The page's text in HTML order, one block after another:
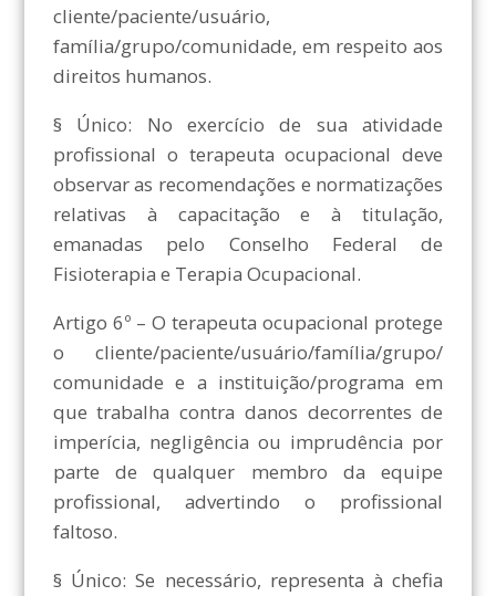
cliente/paciente/usuário,
família/grupo/comunidade, em respeito aos
direitos humanos.
§ Único: No exercício de sua atividade
profissional o terapeuta ocupacional deve
observar as recomendações e normatizações
relativas à capacitação e à titulação,
emanadas pelo Conselho Federal de
Fisioterapia e Terapia Ocupacional.
Artigo 6º – O terapeuta ocupacional protege
o cliente/paciente/usuário/família/grupo/
comunidade e a instituição/programa em
que trabalha contra danos decorrentes de
imperícia, negligência ou imprudência por
parte de qualquer membro da equipe
profissional, advertindo o profissional
faltoso.
§ Único: Se necessário, representa à chefia